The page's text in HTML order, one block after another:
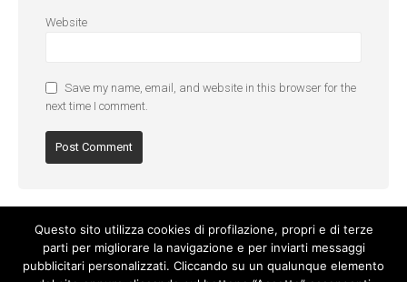
Website
Save my name, email, and website in this browser for the
next time I comment.
Questo sito utilizza cookies di profilazione, propri e di terze
parti per migliorare la navigazione e per inviarti messaggi
pubblicitari personalizzati. Cliccando su un qualunque elemento